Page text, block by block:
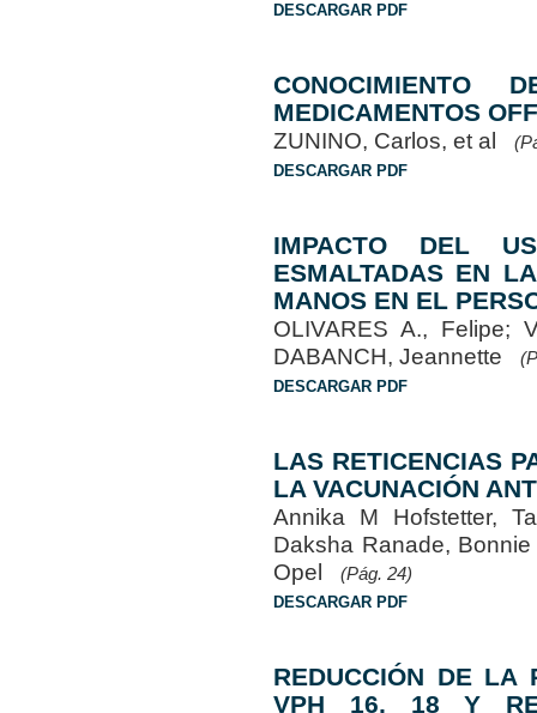
DESCARGAR PDF
CONOCIMIENTO
MEDICAMENTOS
ZUNINO, Carlos, et al
DESCARGAR PDF
IMPACTO DEL
ESMALTADAS EN
MANOS EN EL
OLIVARES A., Felipe;
DABANCH, Jeannette
DESCARGAR PDF
LAS RETICENCIAS
LA VACUNACIÓN
Annika M Hofstetter,
Daksha Ranade,
Opel
(Pág. 24)
DESCARGAR PDF
REDUCCIÓN DE LA
VPH 16, 18 Y